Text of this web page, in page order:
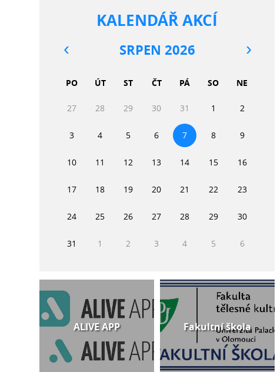
KALENDÁŘ AKCÍ
SRPEN 2026
PO ÚT ST ČT PÁ SO NE
27 28 29 30 31 1 2
3 4 5 6 7 8 9
10 11 12 13 14 15 16
17 18 19 20 21 22 23
24 25 26 27 28 29 30
31 1 2 3 4 5 6
ALIVE APP Fakultní škola